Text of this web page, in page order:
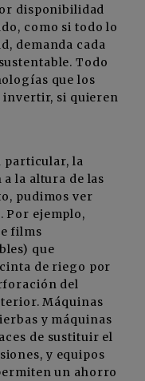
disponibilidad
como si todo lo
demanda cada
Todo
que los
invertir, si quieren
particular, la
la altura de las
pudimos ver
Por ejemplo,
films
que
de riego por
del
Máquinas
y máquinas
de sustituir el
y equipos
un ahorro